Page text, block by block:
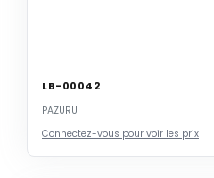
LB-00042
PAZURU
Connectez-vous pour voir les prix